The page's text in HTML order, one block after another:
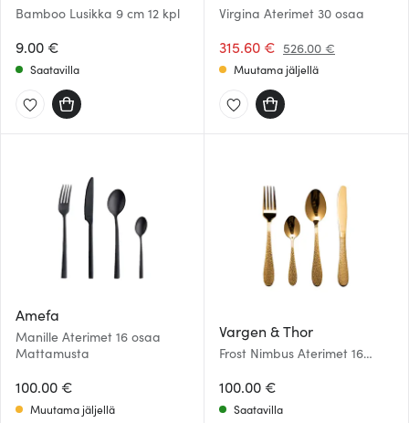
Bamboo Lusikka 9 cm 12 kpl
9.00 €
Saatavilla
Virgina Aterimet 30 osaa
315.60 € 526.00 €
Muutama jäljellä
Amefa
Manille Aterimet 16 osaa
Mattamusta
100.00 €
Muutama jäljellä
Vargen & Thor
Frost Nimbus Aterimet 16
100.00 €
Saatavilla